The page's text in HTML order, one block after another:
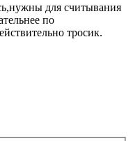
для считывания
по
тросик.